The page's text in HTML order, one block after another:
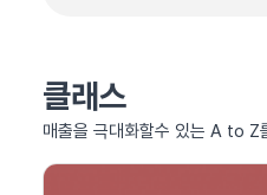
클래스
매출을 극대화할수 있는 A to Z